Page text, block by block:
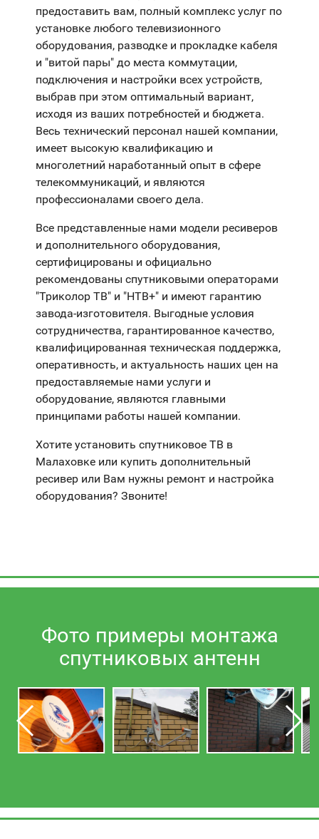
предоставить вам, полный комплекс услуг по
установке любого телевизионного
оборудования, разводке и прокладке кабеля
и "витой пары" до места коммутации,
подключения и настройки всех устройств,
выбрав при этом оптимальный вариант,
исходя из ваших потребностей и бюджета.
Весь технический персонал нашей компании,
имеет высокую квалификацию и
многолетний наработанный опыт в сфере
телекоммуникаций, и являются
профессионалами своего дела.
Все представленные нами модели ресиверов
и дополнительного оборудования,
сертифицированы и официально
рекомендованы спутниковыми операторами
"Триколор ТВ" и "НТВ+" и имеют гарантию
завода-изготовителя. Выгодные условия
сотрудничества, гарантированное качество,
квалифицированная техническая поддержка,
оперативность, и актуальность наших цен на
предоставляемые нами услуги и
оборудование, являются главными
принципами работы нашей компании.
Хотите установить спутниковое ТВ в
Малаховке или купить дополнительный
ресивер или Вам нужны ремонт и настройка
оборудования? Звоните!
Фото примеры монтажа
спутниковых антенн